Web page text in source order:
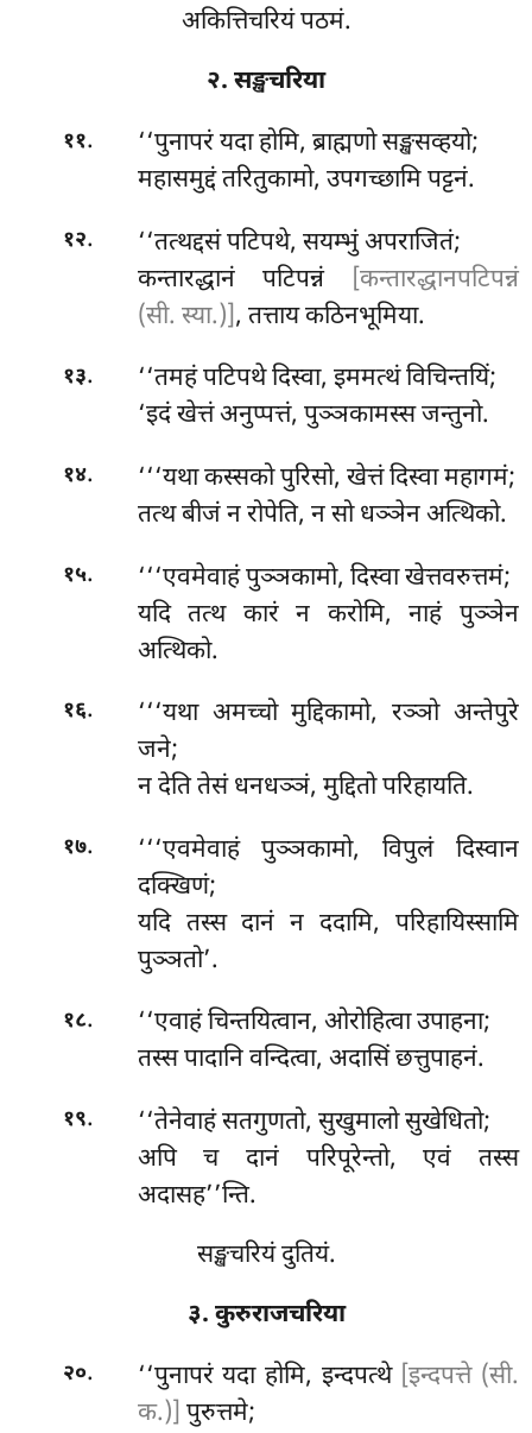
अकित्तिचरियं पठमं.
२. सङ्खचरिया
११. ‘‘पुनापरंयदा होमि, ब्राह्मणो सङ्खसव्हयो;
महासमुद्दं तरितुकामो, उपगच्छामि पट्टनं.
१२.
‘‘तत्थद्दसं पटिपथे, सयम्भुं अपराजितं;
कन्तारद्धानं पटिपन्नं
[कन्तारद्धानपटिपन्नं
(सी. स्या.)], तत्ताय कठिनभूमिया.
१३.
‘‘तमहं पटिपथे दिस्वा, इममत्थं विचिन्तयिं;
‘इदं खेत्तं अनुप्पत्तं, पुञ्ञकामस्स जन्तुनो.
१४.
‘‘‘यथा कस्सको पुरिसो, खेत्तं दिस्वा महागमं;
तत्थ बीजं न रोपेति, न सो धञ्ञेन अत्थिको.
१५. ‘‘‘एवमेवाहंपुञ्ञकामो, दिस्वा खेत्तवरुत्तमं;
यदि तत्थ कारं न करोमि, नाहं पुञ्ञेन
अत्थिको.
१६.
‘‘‘यथा अमच्चो मुद्दिकामो, रञ्ञो अन्तेपुरे
जने;
न देति तेसं धनधञ्ञं, मुद्दितो परिहायति.
१७.
‘‘‘एवमेवाहं पुञ्ञकामो, विपुलं दिस्वान
दक्खिणं;
यदि तस्स दानं न ददामि, परिहायिस्सामि
पुञ्ञतो’.
१८.
‘‘एवाहं चिन्तयित्वान, ओरोहित्वा उपाहना;
तस्स पादानि वन्दित्वा, अदासिं छत्तुपाहनं.
१९. ‘‘तेनेवाहंसतगुणतो, सुखुमालो सुखेधितो;
अपि च दानं परिपूरेन्तो, एवं तस्स
अदासह’’न्ति.
सङ्खचरियं दुतियं.
३. कुरुराजचरिया
२०. ‘‘पुनापरं यदा होमि, इन्दपत्थे [इन्दपत्ते (सी.
क.)] पुरुत्तमे;